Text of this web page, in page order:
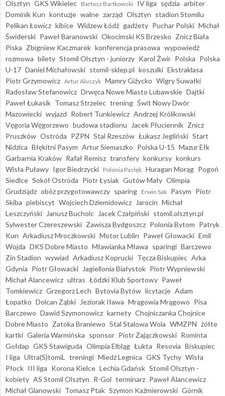
Olsztyn GKS Wikielec Bartosz Bartkowski IV liga sędzia arbiter
Dominik Kun kontuzje walne zarząd Olsztyn stadion Stomilu
Pelikan Łowicz kibice Widzew Łódź gadżety Puchar Polski Michał
Świderski Paweł Baranowski Okocimski KS Brzesko Znicz Biała
Piska Zbigniew Kaczmarek konferencja prasowa wypowiedź
rozmowa bilety Stomil Olsztyn - juniorzy Karol Żwir Polska Polska
U-17 Daniel Michałowski stomil-sklep.pl koszulki Ekstraklasa
Piotr Grzymowicz Artur Aluszyk Mamry Giżycko Wigry Suwałki
Radosław Stefanowicz Drwęca Nowe Miasto Lubawskie Dajtki
Paweł Łukasik Tomasz Strzelec trening Świt Nowy Dwór
Mazowiecki wyjazd Robert Tunkiewicz Andrzej Królikowski
Vęgoria Węgorzewo budowa stadionu Jacek Płuciennik Znicz
Pruszków Ostróda PZPN Stal Rzeszów Łukasz Jegliński Start
Nidzica Błękitni Pasym Artur Siemaszko Polska U-15 Mazur Ełk
Garbarnia Kraków Rafał Remisz transfery konkursy konkurs
Wisła Puławy Igor Biedrzycki Polonia Pasłęk Huragan Morąg Pogoń
Siedlce Sokół Ostróda Piotr Łysiak Gutów Mały Olimpia
Grudziądz obóz przygotowawczy sparing Erwin Sak Pasym Piotr
Skiba plebiscyt Wojciech Dziemidowicz Jarocin Michał
Leszczyński
Janusz Bucholc Jacek Czałpiński stomil.olsztyn.pl
Sylwester Czereszewski Zawisza Bydgoszcz Polonia Bytom Patryk
Kun Arkadiusz Mroczkowski Motor Lublin Paweł Głowacki Emil
Wojda DKS Dobre Miasto Mławianka Mława sparingi Barczewo
Zin Stadion wywiad Arkadiusz Koprucki Tęcza Biskupiec Arka
Gdynia Piotr Głowacki Jagiellonia Białystok Piotr Wypniewski
Michał Alancewicz ultras Łódzki Klub Sportowy Paweł
Tomkiewicz Grzegorz Lech Bytovia Bytów licytacje Adam
Łopatko Dolcan Ząbki Jeziorak Iława Mrągowia Mrągowo Pisa
Barczewo Dawid Szymonowicz karnety Chojniczanka Chojnice
Dobre Miasto Zatoka Braniewo Stal Stalowa Wola WMZPN żółte
kartki Galeria Warmińska sponsor Piotr Zajączkowski Rominta
Gołdap GKS Stawiguda Olimpia Elbląg Łukta Resovia Biskupiec
I liga Ultra(S)tomiL treningi Miedź Legnica GKS Tychy Wisła
Płock III liga Korona Kielce Lechia Gdańsk Stomil Olsztyn -
kobiety AS Stomil Olsztyn R-Gol terminarz Paweł Alancewicz
Michał Glanowski Tomasz Ptak Szymon Kaźmierowski Górnik